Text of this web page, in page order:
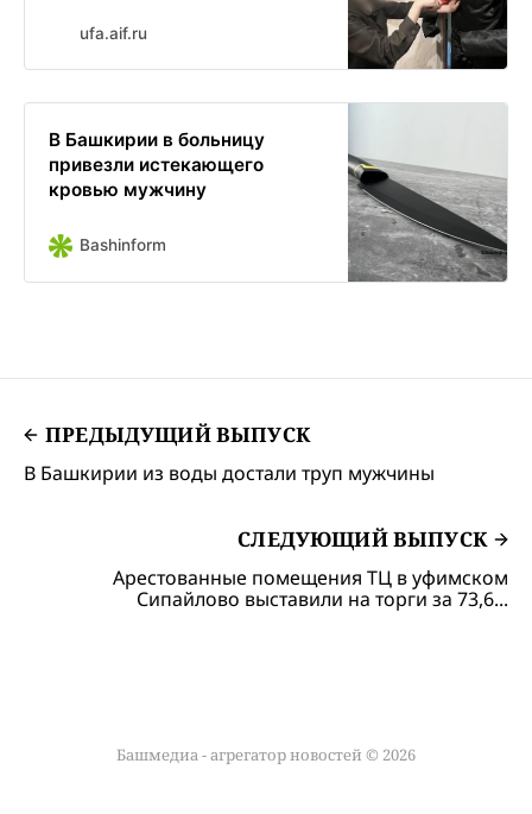
ufa.aif.ru
В Башкирии в больницу
привезли истекающего
кровью мужчину
Bashinform
ПРЕДЫДУЩИЙ ВЫПУСК
В Башкирии из воды достали труп мужчины
СЛЕДУЮЩИЙ ВЫПУСК
Арестованные помещения ТЦ в уфимском
Сипайлово выставили на торги за 73,6...
Башмедиа - агрегатор новостей © 2026